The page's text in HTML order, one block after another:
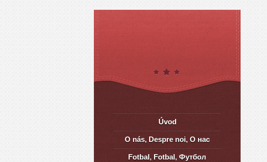
Úvod
O nás, Despre noi, О нас
Fotbal, Fotbal, Футбол